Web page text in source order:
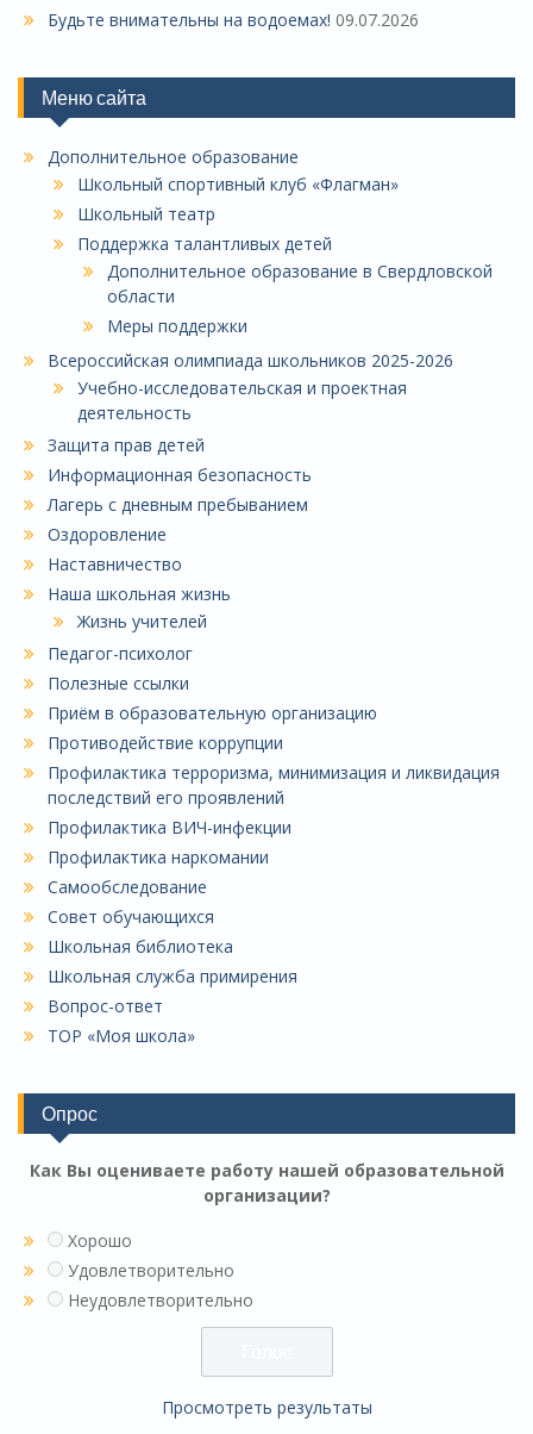
Будьте внимательны на водоемах! 09.07.2026
Меню сайта
Дополнительное образование
Школьный спортивный клуб «Флагман»
Школьный театр
Поддержка талантливых детей
Дополнительное образование в Свердловской
области
Меры поддержки
Всероссийская олимпиада школьников 2025-2026
Учебно-исследовательская и проектная
деятельность
Защита прав детей
Информационная безопасность
Лагерь с дневным пребыванием
Оздоровление
Наставничество
Наша школьная жизнь
Жизнь учителей
Педагог-психолог
Полезные ссылки
Приём в образовательную организацию
Противодействие коррупции
Профилактика терроризма, минимизация и ликвидация
последствий его проявлений
Профилактика ВИЧ-инфекции
Профилактика наркомании
Самообследование
Совет обучающихся
Школьная библиотека
Школьная служба примирения
Вопрос-ответ
ТОР «Моя школа»
Опрос
Как Вы оцениваете работу нашей образовательной
организации?
Хорошо
Удовлетворительно
Неудовлетворительно
Просмотреть результаты